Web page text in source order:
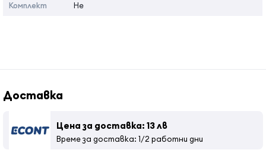
изплакнете обилно косата с вода и измийте с шампоан.
Комплект Не
Доставка
Цена за доставка: 13 лв
Време за доставка: 1/2 работни дни